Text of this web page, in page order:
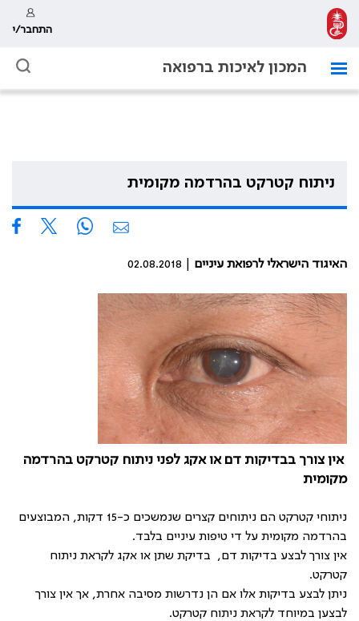
התחבר/י
המכון לאיכות ברפואה
ניתוח קטרקט בהרדמה מקומית
האיגוד הישראלי לרפואת עיניים
אין צורך בבדיקות דם או אקג לפני ניתוח קטרקט בהרדמה
מקומית
ניתוחי קטרקט הם ניתוחים קצרים שנמשכים כ-15 דקות, המבוצעים
בהרדמה מקומית על די טיפות עיניים בלבד.
אין צורך לבצע בדיקות דם, בדיקת שתן או אקג לקראת ניתוח
קטרקט.
ניתן לבצע בדיקות אלו אם הן נדרשות מסיבה אחרת, אך אין צורך
לבצען במיוחד לקראת ניתוח קטרקט.